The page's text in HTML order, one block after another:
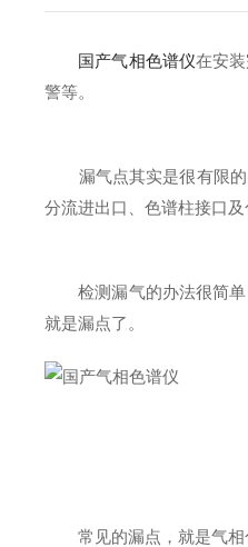
国产气相色谱仪在安
警等。
漏气点其实是很有限的
分流进出口、色谱柱接口及
检测漏气的办法很简单
就是漏点了。
常见的漏点，就是气相色